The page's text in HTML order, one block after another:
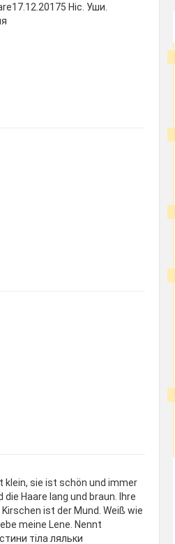
Ніс. Уши.
klein, sie ist schön und immer
Haare lang und braun. Ihre
ist der Mund. Weiß wie
meine Lene. Nennt
тіла ляльки